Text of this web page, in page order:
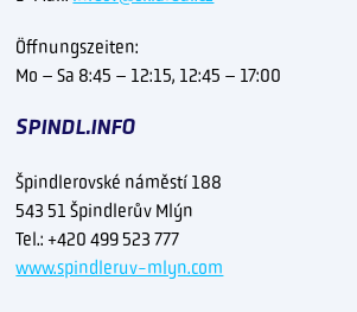
Öffnungszeiten:
Mo – Sa 8:45 – 12:15, 12:45 – 17:00
SPINDL.INFO
Špindlerovské náměstí 188
543 51 Špindlerův Mlýn
Tel.: +420 499 523 777
www.spindleruv-mlyn.com